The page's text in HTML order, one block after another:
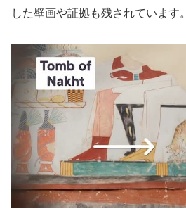
した壁画や証拠も残されています。